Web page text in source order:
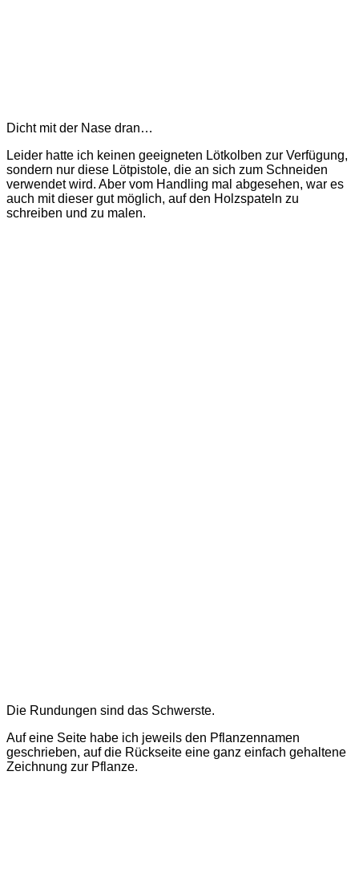
Dicht mit der Nase dran…
Leider hatte ich keinen geeigneten Lötkolben zur Verfügung,
sondern nur diese Lötpistole, die an sich zum Schneiden
verwendet wird. Aber vom Handling mal abgesehen, war es
auch mit dieser gut möglich, auf den Holzspateln zu
schreiben und zu malen.
Die Rundungen sind das Schwerste.
Auf eine Seite habe ich jeweils den Pflanzennamen
geschrieben, auf die Rückseite eine ganz einfach gehaltene
Zeichnung zur Pflanze.